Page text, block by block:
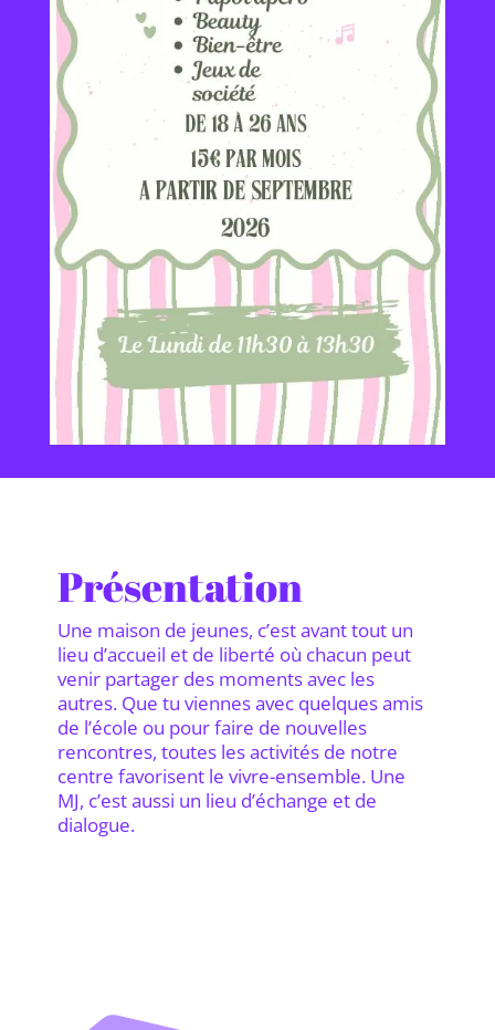
Présentation
Une maison de jeunes, c’est avant tout un
lieu d’accueil et de liberté où chacun peut
venir partager des moments avec les
autres. Que tu viennes avec quelques amis
de l’école ou pour faire de nouvelles
rencontres, toutes les activités de notre
centre favorisent le vivre-ensemble. Une
MJ, c’est aussi un lieu d’échange et de
dialogue.